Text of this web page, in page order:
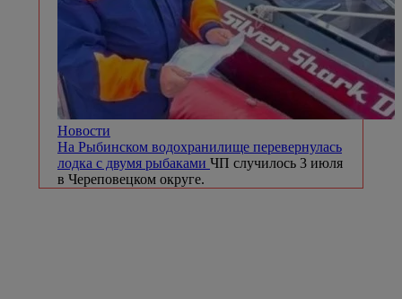
Новости
На Рыбинском водохранилище перевернулась
лодка с двумя рыбаками ЧП случилось 3 июля
в Череповецком округе.